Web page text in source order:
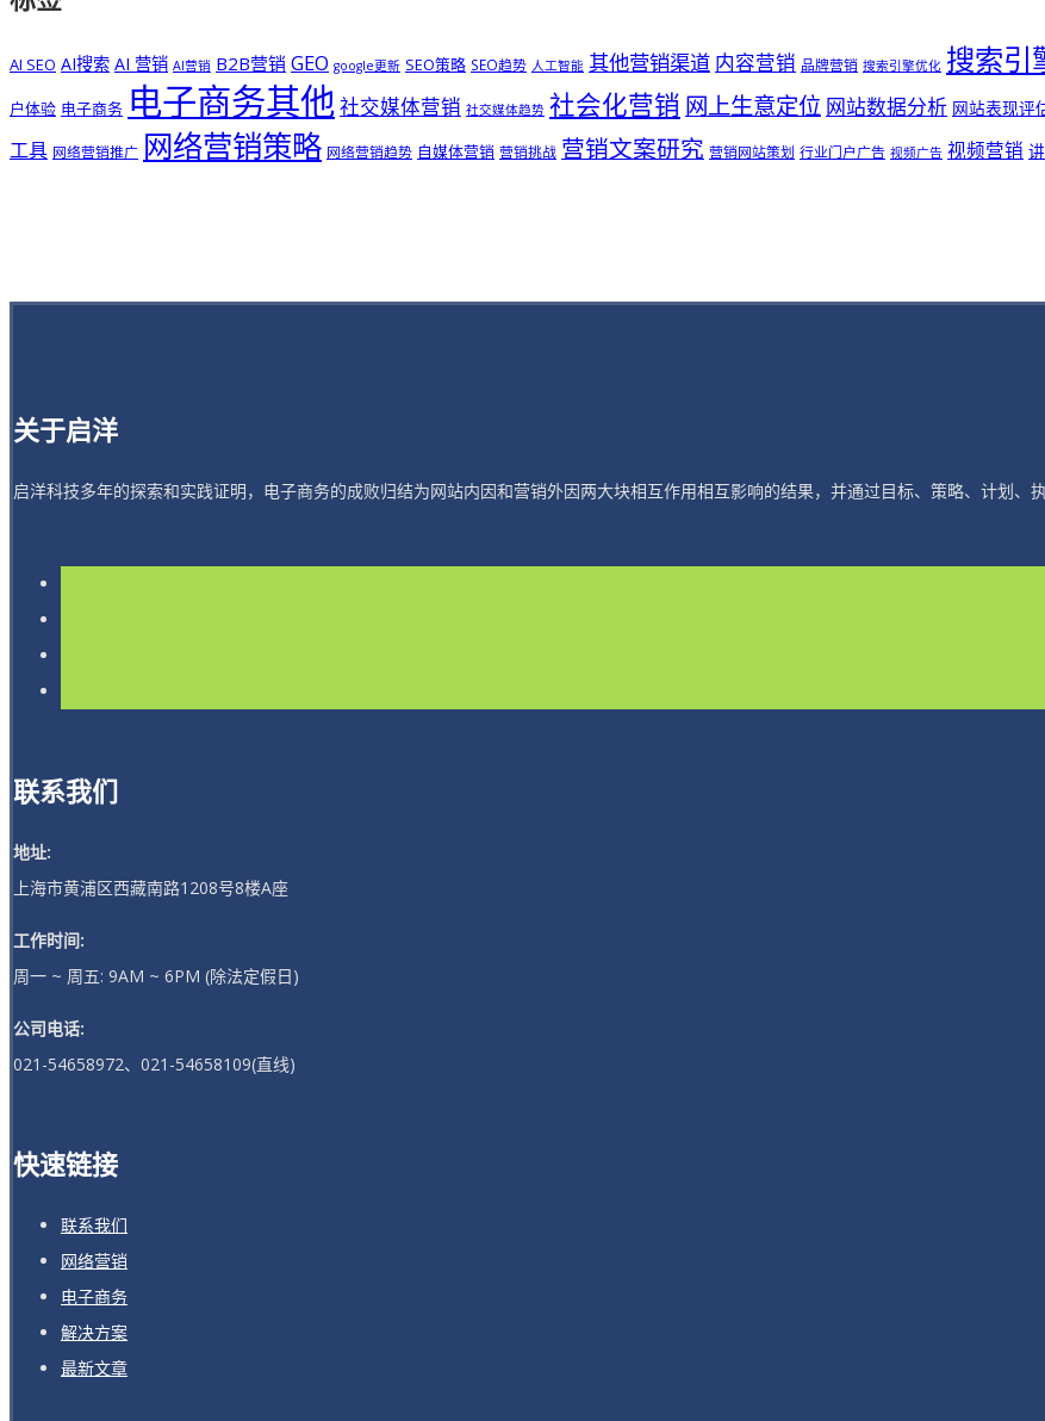
AI SEO AI搜索 AI 营销 AI营销 B2B营销 GEO google更新 SEO策略 SEO趋势 人工智能 其他营销渠道 内容营销 品牌营销 搜索引擎优化 搜索引
户体验 电子商务 电子商务其他社交媒体营销 社交媒体趋势 社会化营销 网上生意定位 网站数据分析 网站表现评
工具 网络营销推广 网络营销策略 网络营销趋势 自媒体营销 营销挑战 营销文案研究 营销网站策划 行业门户广告 视频广告 视频营销
关于启洋
启洋科技多年的探索和实践证明，电子商务的成败归结为网站内因和营销外因两大块相互作用相互影响的结果，并通过目标、策略、计划、
联系我们
地址:
上海市黄浦区西藏南路1208号8楼A座
工作时间:
周一 ~ 周五: 9AM ~ 6PM (除法定假日)
公司电话:
021-54658972、021-54658109(直线)
快速链接
联系我们
网络营销
电子商务
解决方案
最新文章